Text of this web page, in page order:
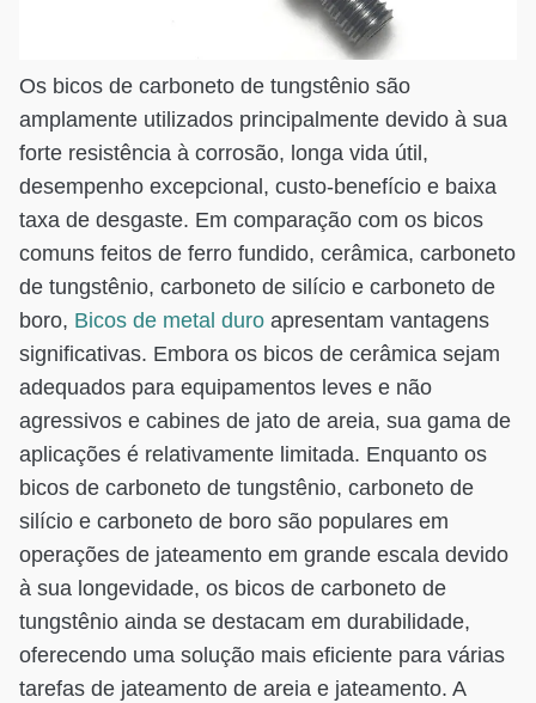
Os bicos de carboneto de tungstênio são
amplamente utilizados principalmente devido à sua
forte resistência à corrosão, longa vida útil,
desempenho excepcional, custo-benefício e baixa
taxa de desgaste. Em comparação com os bicos
comuns feitos de ferro fundido, cerâmica, carboneto
de tungstênio, carboneto de silício e carboneto de
boro, Bicos de metal duro apresentam vantagens
significativas. Embora os bicos de cerâmica sejam
adequados para equipamentos leves e não
agressivos e cabines de jato de areia, sua gama de
aplicações é relativamente limitada. Enquanto os
bicos de carboneto de tungstênio, carboneto de
silício e carboneto de boro são populares em
operações de jateamento em grande escala devido
à sua longevidade, os bicos de carboneto de
tungstênio ainda se destacam em durabilidade,
oferecendo uma solução mais eficiente para várias
tarefas de jateamento de areia e jateamento. A